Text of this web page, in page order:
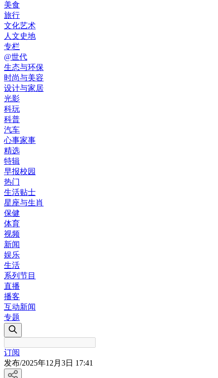
美食
旅行
文化艺术
人文史地
专栏
@世代
生态与环保
时尚与美容
设计与家居
光影
科玩
科普
汽车
心事家事
精选
特辑
早报校园
热门
生活贴士
星座与生肖
保健
体育
视频
新闻
娱乐
生活
系列节目
直播
播客
互动新闻
专题
订阅
发布/2025年12月3日 17:41